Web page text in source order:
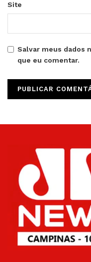
Site
Salvar meus dados
que eu comentar.